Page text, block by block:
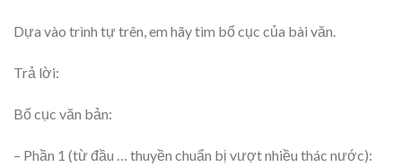
Dựa vào trình tự trên, em hãy tìm bố cục của bài văn.
Trả lời:
Bố cục văn bản:
– Phần 1 (từ đầu … thuyền chuẩn bị vượt nhiều thác nước):